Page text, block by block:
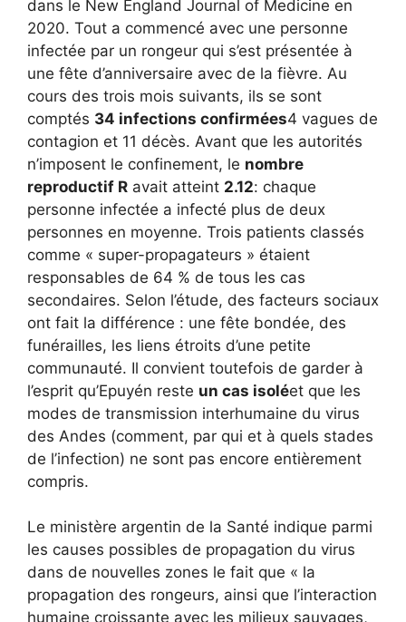
dans le New England Journal of Medicine en
2020. Tout a commencé avec une personne
infectée par un rongeur qui s’est présentée à
une fête d’anniversaire avec de la fièvre. Au
cours des trois mois suivants, ils se sont
comptés 34 infections confirmées4 vagues de
contagion et 11 décès. Avant que les autorités
n’imposent le confinement, le nombre
reproductif R avait atteint 2.12: chaque
personne infectée a infecté plus de deux
personnes en moyenne. Trois patients classés
comme « super-propagateurs » étaient
responsables de 64 % de tous les cas
secondaires. Selon l’étude, des facteurs sociaux
ont fait la différence : une fête bondée, des
funérailles, les liens étroits d’une petite
communauté. Il convient toutefois de garder à
l’esprit qu’Epuyén reste un cas isoléet que les
modes de transmission interhumaine du virus
des Andes (comment, par qui et à quels stades
de l’infection) ne sont pas encore entièrement
compris.
Le ministère argentin de la Santé indique parmi
les causes possibles de propagation du virus
dans de nouvelles zones le fait que « la
propagation des rongeurs, ainsi que l’interaction
humaine croissante avec les milieux sauvages,